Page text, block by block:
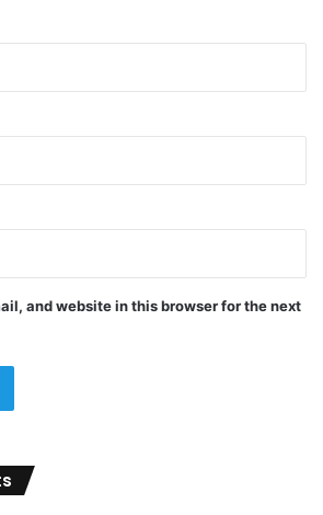
and website in this browser for the next